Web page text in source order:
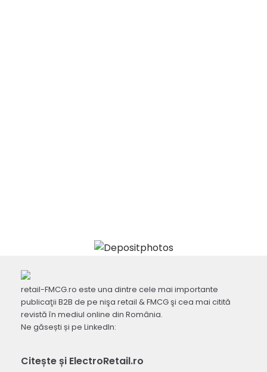
retail-FMCG.ro este una dintre cele mai importante
publicaţii B2B de pe nişa retail & FMCG şi cea mai citită
revistă în mediul online din România.
Ne găsești și pe LinkedIn:
Citește și ElectroRetail.ro